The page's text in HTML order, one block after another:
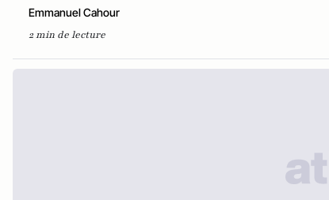
Emmanuel Cahour
2 min de lecture